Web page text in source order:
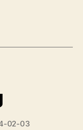
02-03